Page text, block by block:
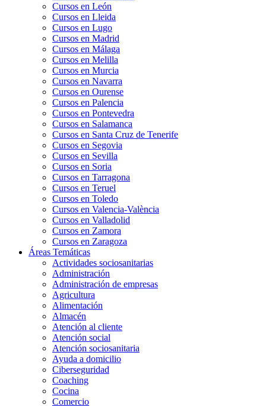
Cursos en León
Cursos en Lleida
Cursos en Lugo
Cursos en Madrid
Cursos en Málaga
Cursos en Melilla
Cursos en Murcia
Cursos en Navarra
Cursos en Ourense
Cursos en Palencia
Cursos en Pontevedra
Cursos en Salamanca
Cursos en Santa Cruz de Tenerife
Cursos en Segovia
Cursos en Sevilla
Cursos en Soria
Cursos en Tarragona
Cursos en Teruel
Cursos en Toledo
Cursos en Valencia-València
Cursos en Valladolid
Cursos en Zamora
Cursos en Zaragoza
Áreas Temáticas
Actividades sociosanitarias
Administración
Administración de empresas
Agricultura
Alimentación
Almacén
Atención al cliente
Atención social
Atención sociosanitaria
Ayuda a domicilio
Ciberseguridad
Coaching
Cocina
Comercio